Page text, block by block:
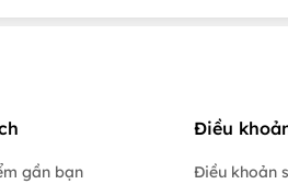
gần bạn
Điều
Điều khoản